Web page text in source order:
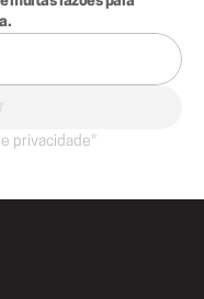
privacidade*